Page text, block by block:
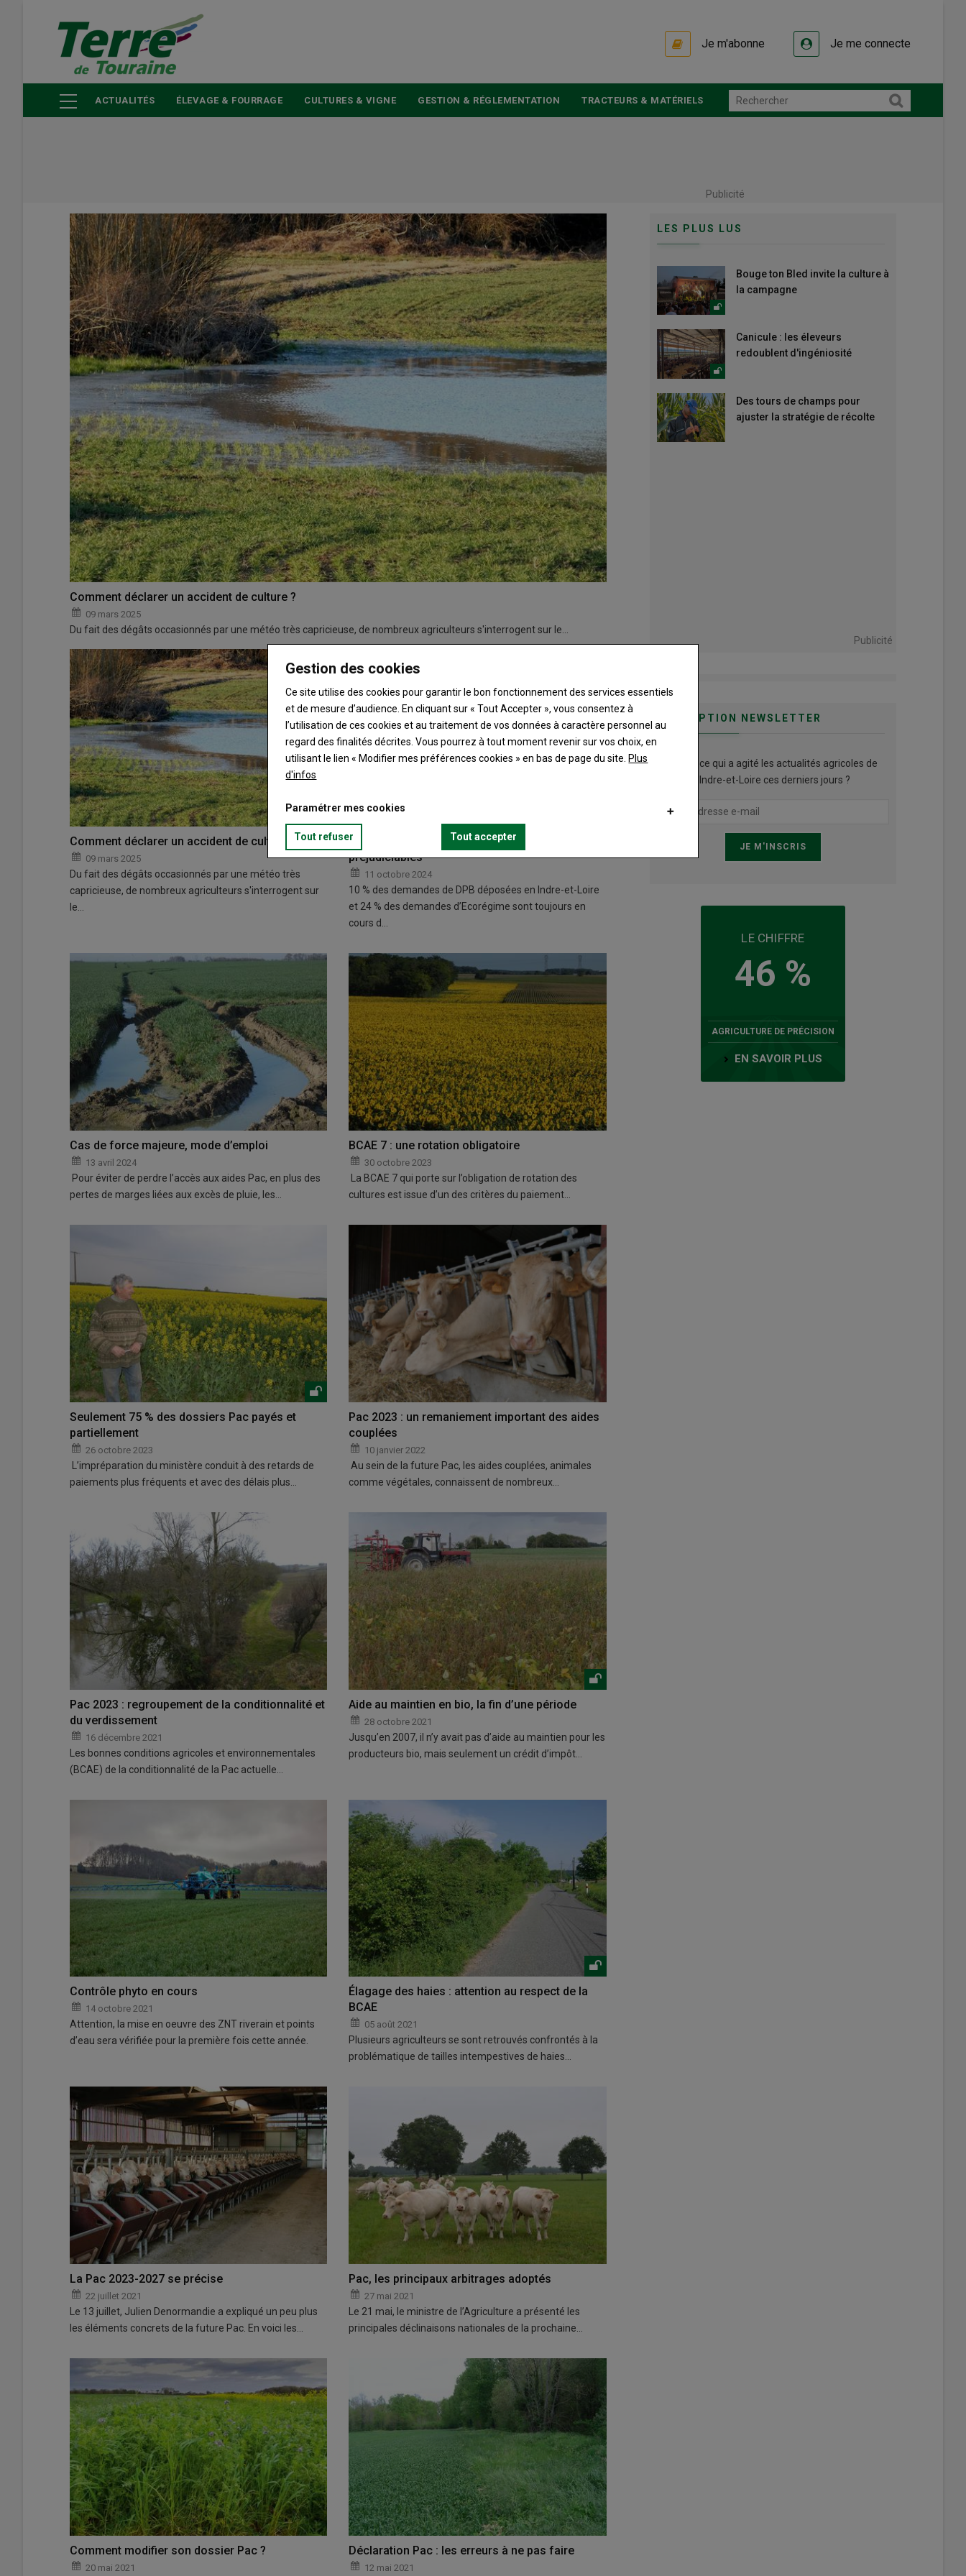
principal
Je m'abonne Je me connecte
ACTUALITÉS ÉLEVAGE & FOURRAGE CULTURES & VIGNE GESTION & RÉGLEMENTATION TRACTEURS & MATÉRIELS
Publicité
Comment déclarer un accident de culture ?
09 mars 2025
Du fait des dégâts occasionnés par une météo très capricieuse, de nombreux agriculteurs s'interrogent sur le…
Comment déclarer un accident de culture ?
09 mars 2025
Du fait des dégâts occasionnés par une météo très
capricieuse, de nombreux agriculteurs s'interrogent sur
le…
Paiement des avances Pac 2024 : des retards
préjudiciables
11 octobre 2024
10 % des demandes de DPB déposées en Indre-et-Loire
et 24 % des demandes d’Ecorégime sont toujours en
cours d…
Cas de force majeure, mode d’emploi
13 avril 2024
Pour éviter de perdre l’accès aux aides Pac, en plus des
pertes de marges liées aux excès de pluie, les…
BCAE 7 : une rotation obligatoire
30 octobre 2023
La BCAE 7 qui porte sur l’obligation de rotation des
cultures est issue d’un des critères du paiement…
Seulement 75 % des dossiers Pac payés et
partiellement
26 octobre 2023
L’impréparation du ministère conduit à des retards de
paiements plus fréquents et avec des délais plus…
Pac 2023 : un remaniement important des aides
couplées
10 janvier 2022
Au sein de la future Pac, les aides couplées, animales
comme végétales, connaissent de nombreux…
Pac 2023 : regroupement de la conditionnalité et
du verdissement
16 décembre 2021
Les bonnes conditions agricoles et environnementales
(BCAE) de la conditionnalité de la Pac actuelle…
Aide au maintien en bio, la fin d’une période
28 octobre 2021
Jusqu’en 2007, il n’y avait pas d’aide au maintien pour les
producteurs bio, mais seulement un crédit d’impôt…
Contrôle phyto en cours
14 octobre 2021
Attention, la mise en oeuvre des ZNT riverain et points
d’eau sera vérifiée pour la première fois cette année.
Élagage des haies : attention au respect de la
BCAE
05 août 2021
Plusieurs agriculteurs se sont retrouvés confrontés à la
problématique de tailles intempestives de haies…
La Pac 2023-2027 se précise
22 juillet 2021
Le 13 juillet, Julien Denormandie a expliqué un peu plus
les éléments concrets de la future Pac. En voici les…
Pac, les principaux arbitrages adoptés
27 mai 2021
Le 21 mai, le ministre de l’Agriculture a présenté les
principales déclinaisons nationales de la prochaine…
Comment modifier son dossier Pac ?
20 mai 2021
Déclaration Pac : les erreurs à ne pas faire
12 mai 2021
LES PLUS LUS
Bouge ton Bled invite la culture à
la campagne
Canicule : les éleveurs
redoublent d'ingéniosité
Des tours de champs pour
ajuster la stratégie de récolte
Publicité
INSCRIPTION NEWSLETTER
Qu’est ce qui a agité les actualités agricoles de
l'Indre-et-Loire ces derniers jours ?
LE CHIFFRE
46 %
AGRICULTURE DE PRÉCISION
EN SAVOIR PLUS
Gestion des cookies
Ce site utilise des cookies pour garantir le bon fonctionnement des services essentiels
et de mesure d’audience. En cliquant sur « Tout Accepter », vous consentez à
l’utilisation de ces cookies et au traitement de vos données à caractère personnel au
regard des finalités décrites. Vous pourrez à tout moment revenir sur vos choix, en
utilisant le lien « Modifier mes préférences cookies » en bas de page du site. Plus
d'infos
Paramétrer mes cookies
Tout refuser Tout accepter